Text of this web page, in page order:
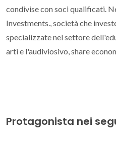
condivise con soci qualificati.
Investments., società che
specializzate nel settore
arti e l'audiviosivo, share
Protagonista nei